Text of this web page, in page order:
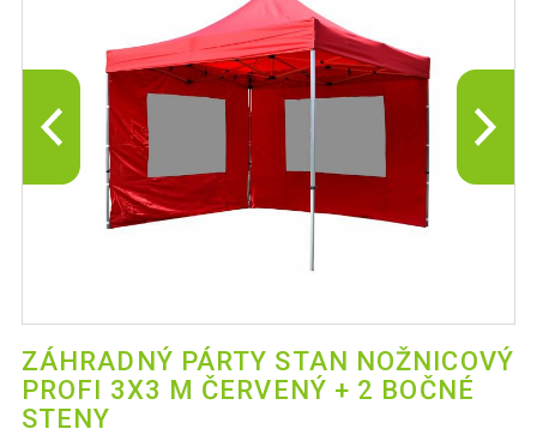
ZÁHRADNÝ PÁRTY STAN NOŽNICOVÝ
PROFI 3X3 M ČERVENÝ + 2 BOČNÉ
STENY